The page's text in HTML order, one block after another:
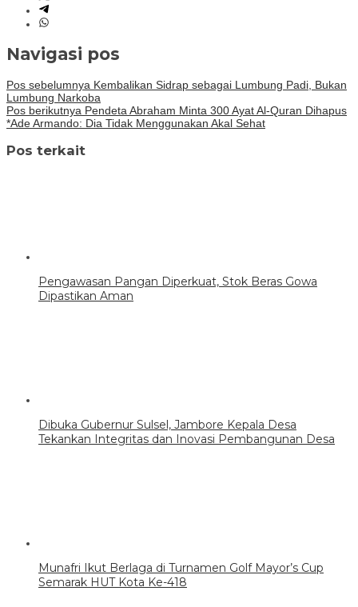
Navigasi pos
Pos sebelumnya Kembalikan Sidrap sebagai Lumbung Padi, Bukan
Lumbung Narkoba
Pos berikutnya Pendeta Abraham Minta 300 Ayat Al-Quran Dihapus
*Ade Armando: Dia Tidak Menggunakan Akal Sehat
Pos terkait
Pengawasan Pangan Diperkuat, Stok Beras Gowa
Dipastikan Aman
Dibuka Gubernur Sulsel, Jambore Kepala Desa
Tekankan Integritas dan Inovasi Pembangunan Desa
Munafri Ikut Berlaga di Turnamen Golf Mayor’s Cup
Semarak HUT Kota Ke-418